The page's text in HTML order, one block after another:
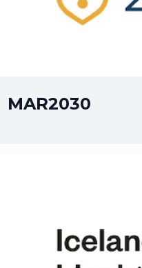
MAR2030